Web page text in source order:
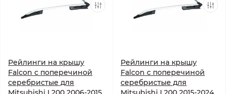
Рейлинги на крышу
Falcon с поперечиной
серебристые для
Рейлинги на крышу
Falcon с поперечиной
серебристые для